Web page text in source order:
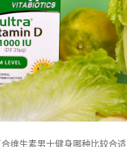
维生素男士健身哪种比较合适